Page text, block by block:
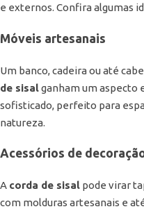
e externos. Confira algumas
Móveis artesanais
Um banco, cadeira ou até
de sisalganham um aspecto
sofisticado, perfeito para
natureza.
Acessórios de
A corda de sisal pode virar
com molduras artesanais e